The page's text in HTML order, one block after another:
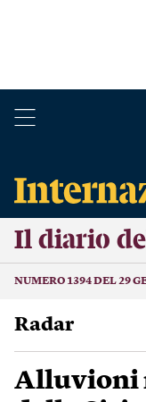
Il diario
NUMERO 1394 DEL 29
Radar
Alluvioni